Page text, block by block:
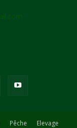
Pêche Elevage